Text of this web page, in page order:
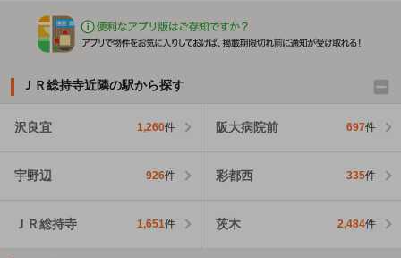
ＪＲ総持寺近隣の駅から探す
沢良宜 1,260件 阪大病院前 697件
宇野辺 926件 彩都西 335件
ＪＲ総持寺 1,651件 茨木 2,484件